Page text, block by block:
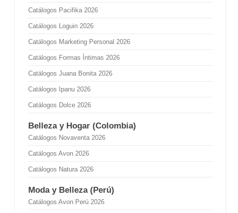
Catálogos Pacifika 2026
Catálogos Loguin 2026
Catálogos Marketing Personal 2026
Catálogos Formas Íntimas 2026
Catálogos Juana Bonita 2026
Catálogos Ipanu 2026
Catálogos Dolce 2026
Belleza y Hogar (Colombia)
Catálogos Novaventa 2026
Catálogos Avon 2026
Catálogos Natura 2026
Moda y Belleza (Perú)
Catálogos Avon Perú 2026